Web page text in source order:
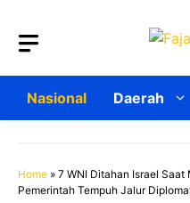
Nasional Daerah
Home » 7 WNI Ditahan Israel
Pemerintah Tempuh Jalur